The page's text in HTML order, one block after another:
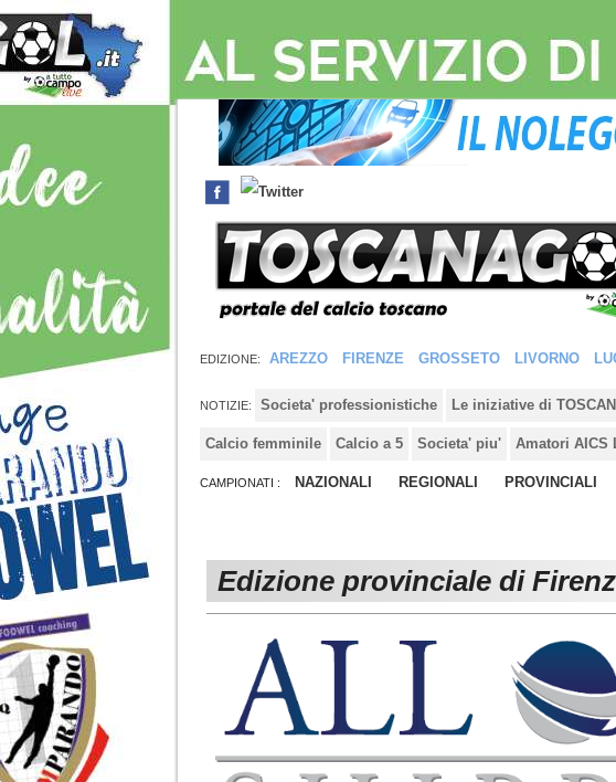
EDIZIONE: AREZZO FIRENZE GROSSETO LIVORNO
NOTIZIE: Societa' professionistiche Le iniziative di
Calcio femminile Calcio a 5 Societa' piu' Amatori AICS
CAMPIONATI : NAZIONALI REGIONALI PROVINCIALI
Edizione provinciale di